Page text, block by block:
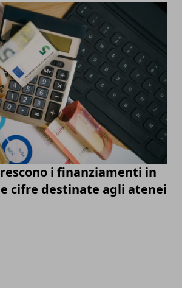
i finanziamenti in
cifre destinate agli atenei